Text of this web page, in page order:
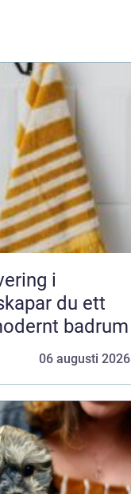
i
du ett
badrum
06 augusti 2026